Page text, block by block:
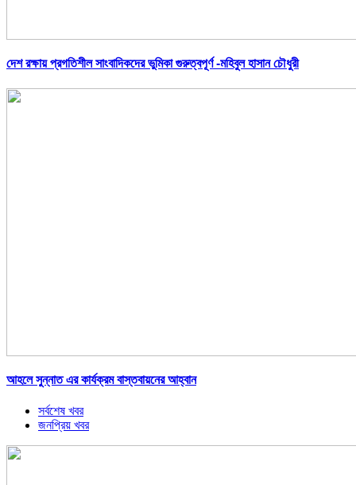
দেশ রক্ষায় প্রগতিশীল সাংবাদিকদের ভুমিকা গুরুত্বপূর্ণ -মহিবুল হাসান চৌধুরী
আহলে সুন্নাত এর কার্যক্রম বাস্তবায়নের আহ্বান
সর্বশেষ খবর
জনপ্রিয় খবর